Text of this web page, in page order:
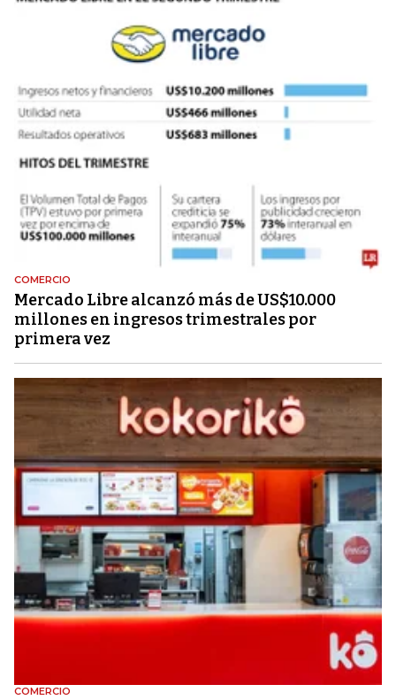
COMERCIO
Mercado Libre alcanzó más de US$10.000
millones en ingresos trimestrales por
primera vez
COMERCIO